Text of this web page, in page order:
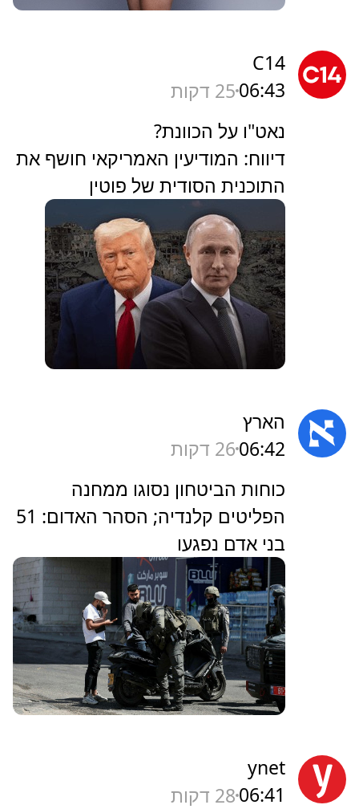
C14
06:4325 דקות
נאט"ו על הכוונת?
דיווח: המודיעין האמריקאי חושף את
התוכנית הסודית של פוטין
הארץ
06:4226 דקות
‏כוחות הביטחון נסוגו ממחנה
הפליטים קלנדיה; הסהר האדום: 51
בני אדם נפגעו
ynet
06:4128 דקות